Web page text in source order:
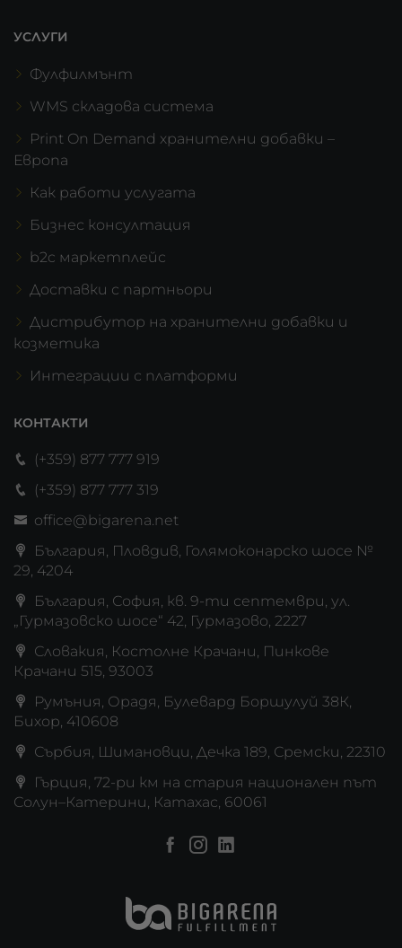
УСЛУГИ
Фулфилмънт
WMS складова система
Print On Demand хранителни добавки –
Европа
Как работи услугата
Бизнес консултация
b2c маркетплейс
Доставки с партньори
Дистрибутор на хранителни добавки и
козметика
Интеграции с платформи
КОНТАКТИ
(+359) 877 777 919
(+359) 877 777 319
office@bigarena.net
България, Пловдив, Голямоконарско шосе №
29, 4204
България, София, кв. 9-ти септември, ул.
„Гурмазовско шосе“ 42, Гурмазово, 2227
Словакия, Костолне Крачани, Пинкове
Крачани 515, 93003
Румъния, Орадя, Булевард Боршулуй 38К,
Бихор, 410608
Сърбия, Шимановци, Дечка 189, Сремски, 22310
Гърция, 72-ри км на стария национален път
Солун–Катерини, Катахас, 60061